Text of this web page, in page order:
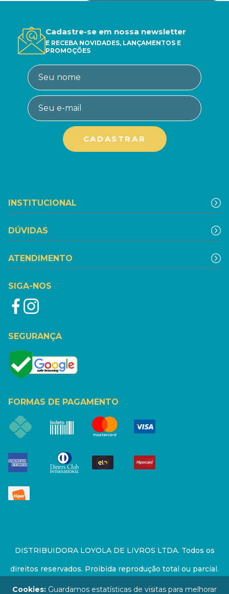
Cadastre-se em nossa newsletter
E RECEBA NOVIDADES, LANÇAMENTOS E
PROMOÇÕES
INSTITUCIONAL
DÚVIDAS
ATENDIMENTO
SIGA-NOS
SEGURANÇA
FORMAS DE PAGAMENTO
DISTRIBUIDORA LOYOLA DE LIVROS LTDA. Todos os
direitos reservados. Proibida reprodução total ou parcial.
Preços e estoque sujeito a alterações sem aviso prévio.
Cookies: Guardamos estatísticas de visitas para melhorar